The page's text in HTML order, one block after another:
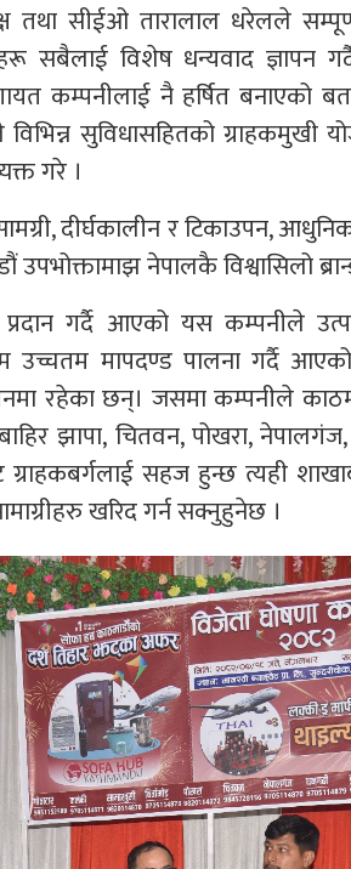
तथा सीईओ तारालाल धरेलले
सबैलाई विशेष धन्यवाद ज्ञापन
कम्पनीलाई नै हर्षित बनाएको
सुविधासहितको ग्राहकमुखी
गरे ।
दीर्घकालीन र टिकाउपन,
नेपालकै विश्वासिलो
गर्दै आएको यस कम्पनीले
उच्चतम मापदण्ड पालना गर्दै
रहेका छन्। जसमा कम्पनीले
झापा, चितवन, पोखरा,
सहज हुन्छ त्यही
खरिद गर्न सक्नुहुनेछ ।